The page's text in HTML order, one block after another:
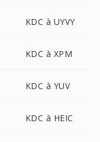
KDC à UYVY
KDC à XPM
KDC à YUV
KDC à HEIC